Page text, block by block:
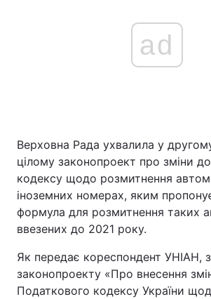
ad
Верховна Рада ухвалила у
цілому законопроект про зміни
кодексу щодо розмитнення
іноземних номерах, яким
формула для розмитнення таких
ввезених до 2021 року.
Як передає кореспондент УНІАН,
законопроекту «Про внесення
Податкового кодексу України